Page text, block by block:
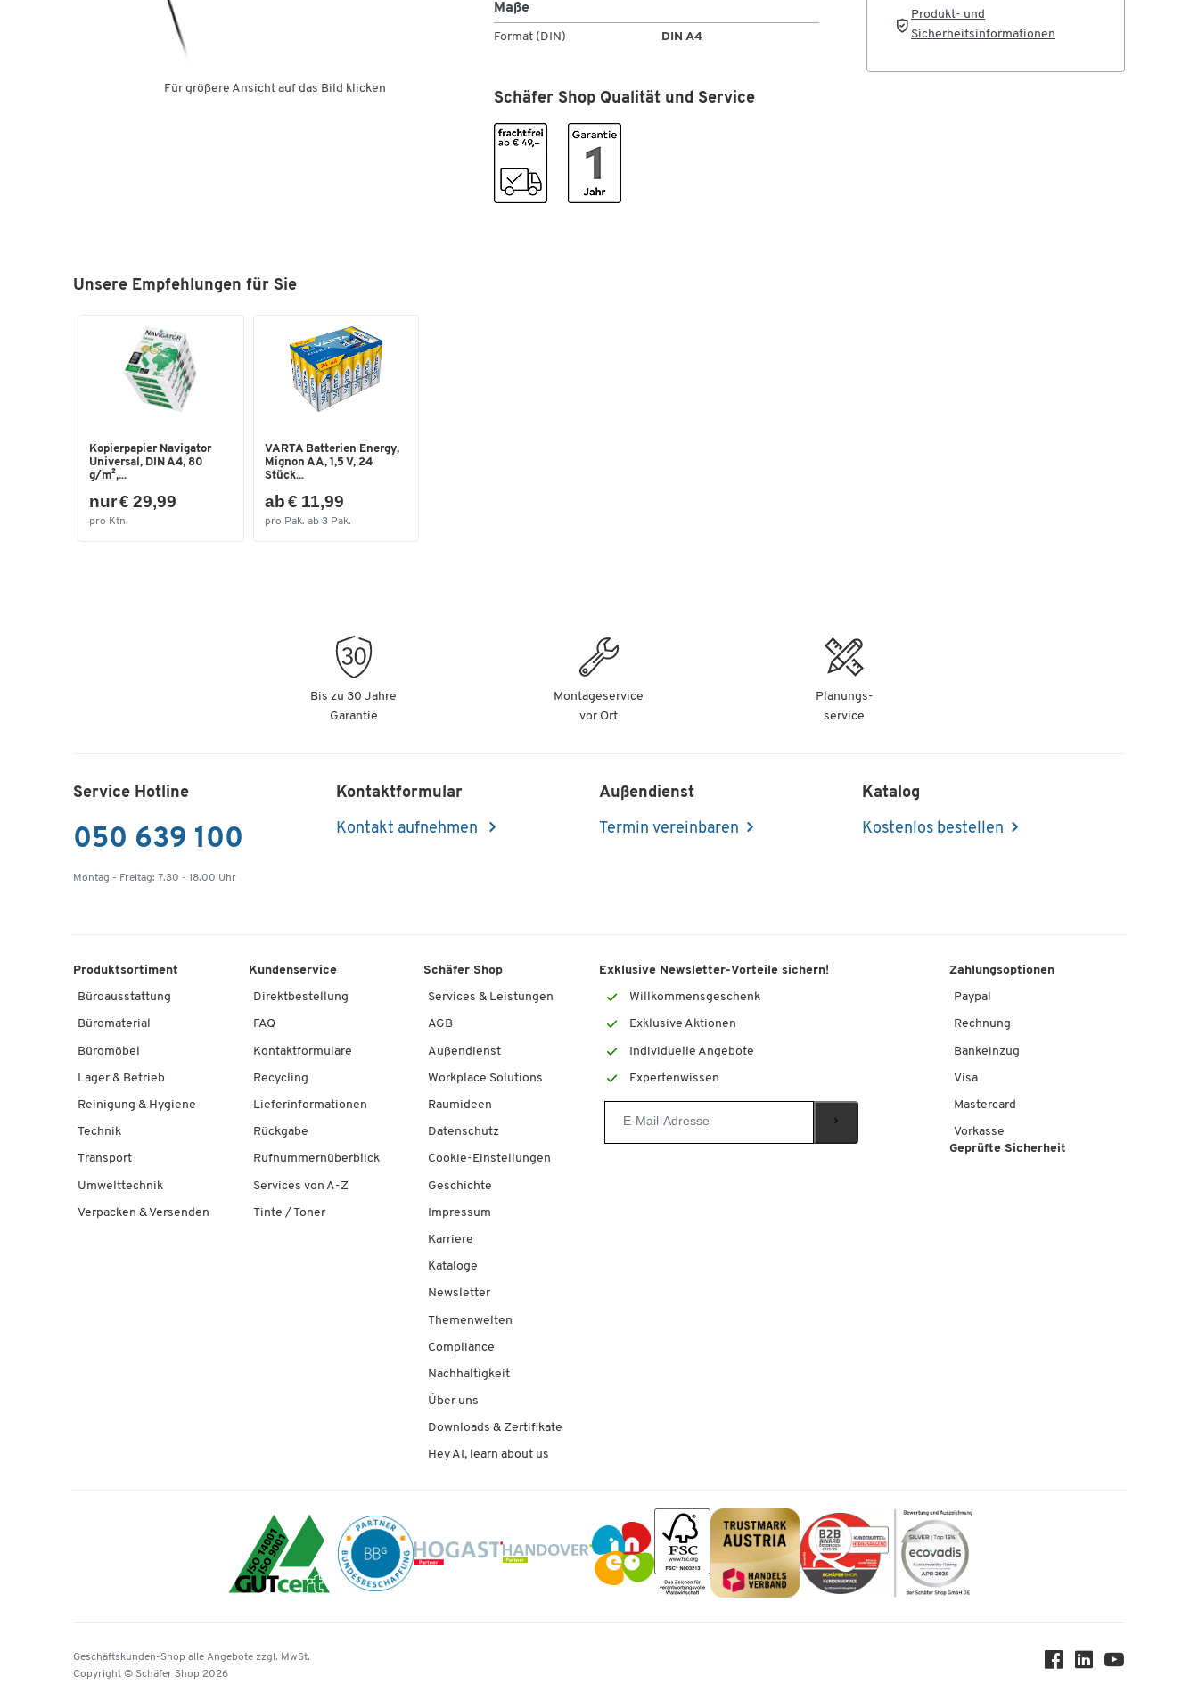
Für größere Ansicht auf das Bild klicken
Maße
Format (DIN) DIN A4
Schäfer Shop Qualität und Service
Produkt- und
Sicherheitsinformationen
Unsere Empfehlungen für Sie
Kopierpapier Navigator
Universal, DIN A4, 80
g/m²,...
nur € 29,99
pro Ktn.
VARTA Batterien Energy,
Mignon AA, 1,5 V, 24
Stück...
ab € 11,99
pro Pak. ab 3 Pak.
Bis zu 30 Jahre
Garantie
Montageservice
vor Ort
Planungs-
service
Service Hotline
050 639 100
Montag - Freitag: 7.30 - 18.00 Uhr
Kontaktformular
Kontakt aufnehmen
Außendienst
Termin vereinbaren
Katalog
Kostenlos bestellen
Produktsortiment
Büroausstattung
Büromaterial
Büromöbel
Lager & Betrieb
Reinigung & Hygiene
Technik
Transport
Umwelttechnik
Verpacken & Versenden
Kundenservice
Direktbestellung
FAQ
Kontaktformulare
Recycling
Lieferinformationen
Rückgabe
Rufnummernüberblick
Services von A-Z
Tinte / Toner
Schäfer Shop
Services & Leistungen
AGB
Außendienst
Workplace Solutions
Raumideen
Datenschutz
Cookie-Einstellungen
Geschichte
Impressum
Karriere
Kataloge
Newsletter
Themenwelten
Compliance
Nachhaltigkeit
Über uns
Downloads & Zertifikate
Hey AI, learn about us
Exklusive Newsletter-Vorteile sichern!
Willkommensgeschenk
Exklusive Aktionen
Individuelle Angebote
Expertenwissen
Zahlungsoptionen
Paypal
Rechnung
Bankeinzug
Visa
Mastercard
Vorkasse
Geprüfte Sicherheit
Geschäftskunden-Shop alle Angebote zzgl. MwSt.
Copyright © Schäfer Shop 2026